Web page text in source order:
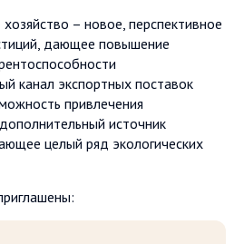
– новое, перспективное
дающее повышение
канал экспортных поставок
привлечения
источник
целый ряд экологических